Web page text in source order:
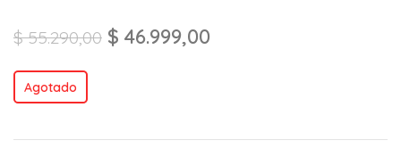
$55.290,00 $ 46.999,00
Agotado